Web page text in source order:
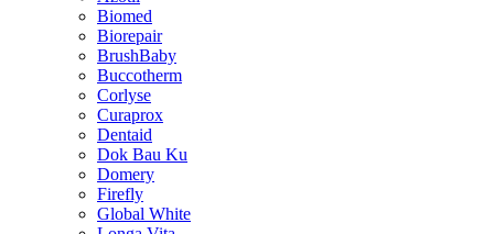
Biomed
Biorepair
BrushBaby
Buccotherm
Corlyse
Curaprox
Dentaid
Dok Bau Ku
Domery
Firefly
Global White